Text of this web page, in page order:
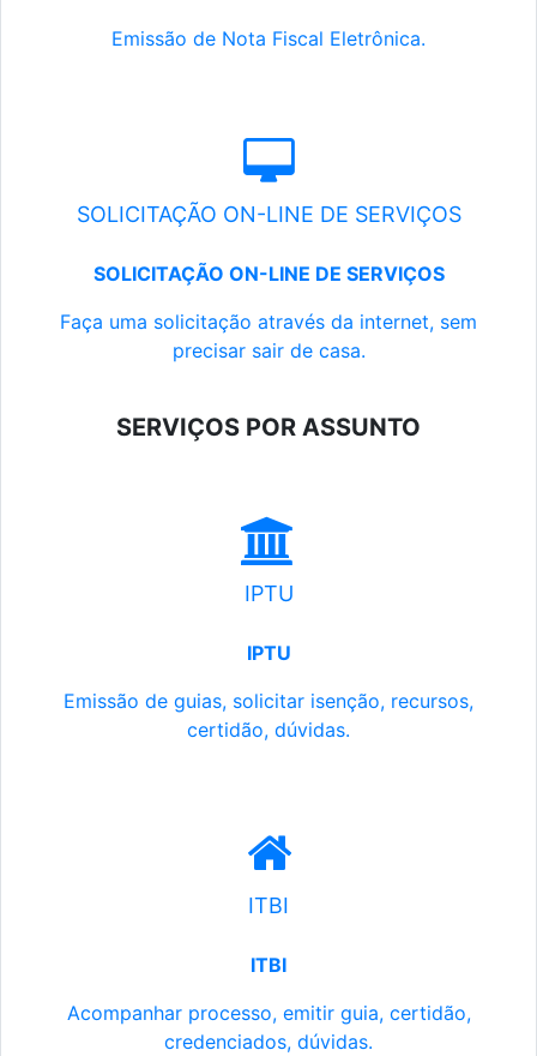
Emissão de Nota Fiscal Eletrônica.
SOLICITAÇÃO ON-LINE DE SERVIÇOS
SOLICITAÇÃO ON-LINE DE SERVIÇOS
Faça uma solicitação através da internet, sem
precisar sair de casa.
SERVIÇOS POR ASSUNTO
IPTU
IPTU
Emissão de guias, solicitar isenção, recursos,
certidão, dúvidas.
ITBI
ITBI
Acompanhar processo, emitir guia, certidão,
credenciados, dúvidas.